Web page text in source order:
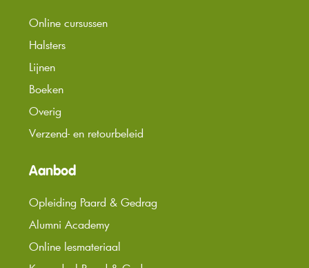
Online cursussen
Halsters
Lijnen
Boeken
Overig
Verzend- en retourbeleid
Aanbod
Opleiding Paard & Gedrag
Alumni Academy
Online lesmateriaal